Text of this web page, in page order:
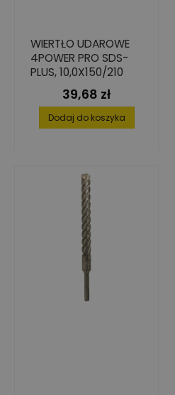
WIERTŁO UDAROWE
4POWER PRO SDS-
PLUS, 10,0X150/210
Cena
39,68 zł
Dodaj do koszyka